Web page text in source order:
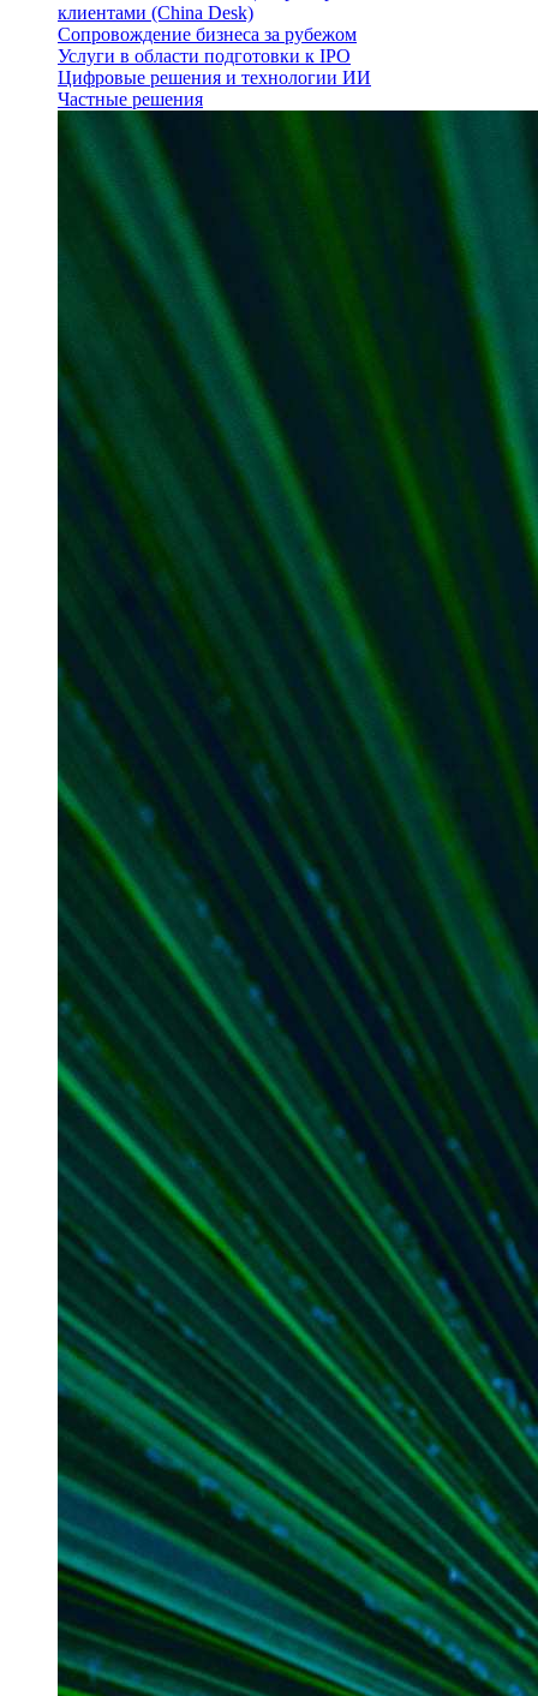
клиентами (China Desk)
Сопровождение бизнеса за рубежом
Услуги в области подготовки к IPO
Цифровые решения и технологии ИИ
Частные решения